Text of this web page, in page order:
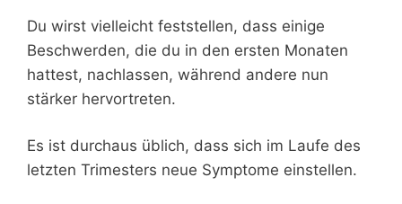
Du wirst vielleicht feststellen, dass einige
Beschwerden, die du in den ersten Monaten
hattest, nachlassen, während andere nun
stärker hervortreten.
Es ist durchaus üblich, dass sich im Laufe des
letzten Trimesters neue Symptome einstellen.